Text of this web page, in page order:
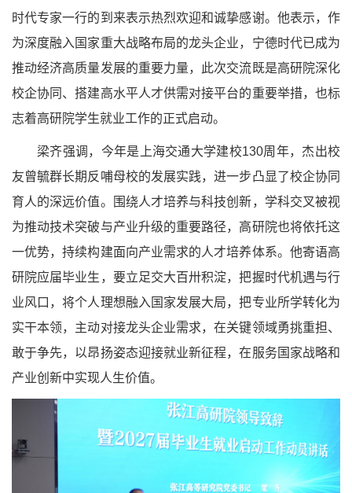
时代专家一行的到来表示热烈欢迎和诚挚感谢。他表示，作
为深度融入国家重大战略布局的龙头企业，宁德时代已成为
推动经济高质量发展的重要力量，此次交流既是高研院深化
校企协同、搭建高水平人才供需对接平台的重要举措，也标
志着高研院学生就业工作的正式启动。
梁齐强调，今年是上海交通大学建校130周年，杰出校
友曾毓群长期反哺母校的发展实践，进一步凸显了校企协同
育人的深远价值。围绕人才培养与科技创新，学科交叉被视
为推动技术突破与产业升级的重要路径，高研院也将依托这
一优势，持续构建面向产业需求的人才培养体系。他寄语高
研院应届毕业生，要立足交大百卅积淀，把握时代机遇与行
业风口，将个人理想融入国家发展大局，把专业所学转化为
实干本领，主动对接龙头企业需求，在关键领域勇挑重担、
敢于争先，以昂扬姿态迎接就业新征程，在服务国家战略和
产业创新中实现人生价值。